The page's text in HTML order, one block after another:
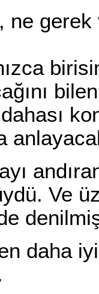
Ve
iyi